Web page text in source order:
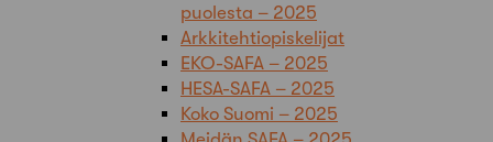
puolesta – 2025
Arkkitehtiopiskelijat
EKO-SAFA – 2025
HESA-SAFA – 2025
Koko Suomi – 2025